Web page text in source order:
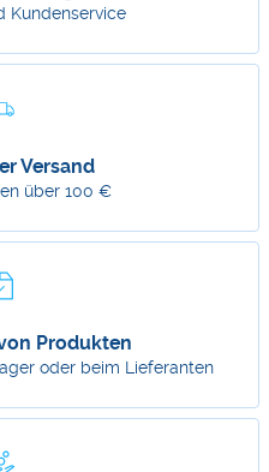
Kundenservice
Versand
über 100 €
Produkten
oder beim Lieferanten